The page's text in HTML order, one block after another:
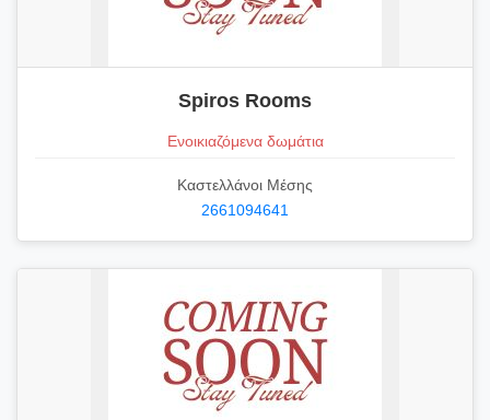
Spiros Rooms
Ενοικιαζόμενα δωμάτια
Καστελλάνοι Μέσης
2661094641